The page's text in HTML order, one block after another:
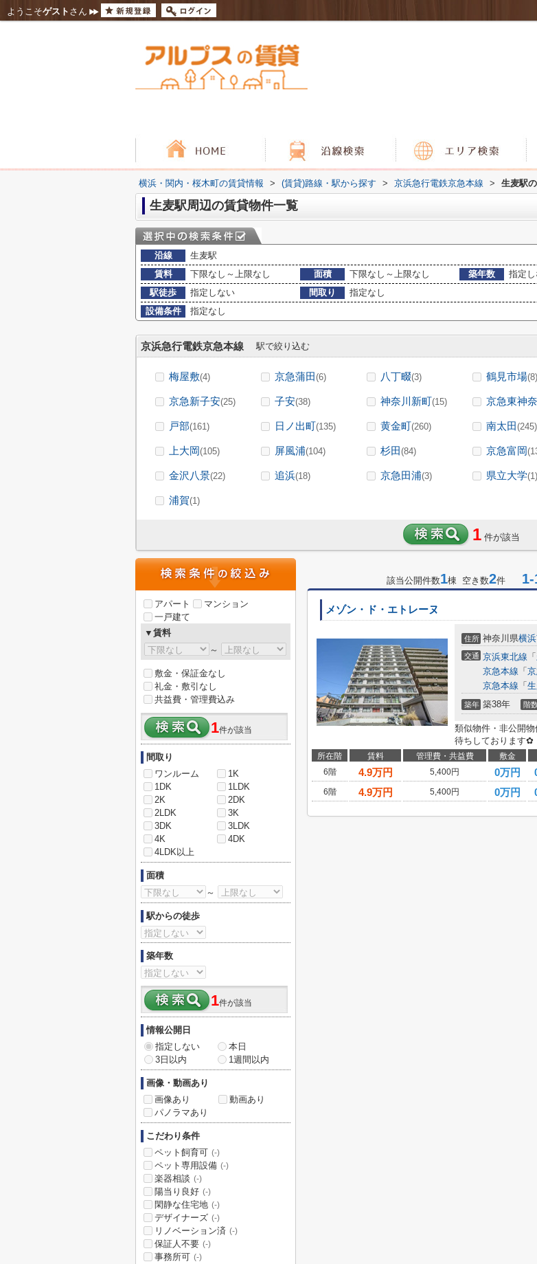
ようこそゲスト さん
横浜・関内・桜木町の賃貸情報 > (賃貸)路線・駅から探す > 京浜急行電鉄京急本線 > 生麦駅
生麦駅周辺の賃貸物件一覧
沿線
生麦駅
賃料
下限なし～上限なし 面積 下限なし～上限なし 築年数
指定
駅徒歩
指定しない 間取り
指定なし
設備条件
指定なし
京浜急行電鉄京急本線 駅で絞り込む
梅屋敷(4) 京急蒲田(6) 八丁畷(3) 鶴見市場(8)
京急新子安(25) 子安(38) 神奈川新町(15) 京急東神奈
戸部(161) 日ノ出町(135) 黄金町(260) 南太田(245)
上大岡(105) 屏風浦(104) 杉田(84) 京急富岡
金沢八景(22) 追浜(18) 京急田浦(3) 県立大学(1)
浦賀(1)
1 件が該当
該当公開件数1棟 空き数2件 1-
メゾン・ド・エトレーヌ
住所 神奈川県横
交通 京浜東北線 「
京急本線 「
京急本線 「
築年 築38年 階
類似物件・非公開
待ちしております✿
所在階 賃料 管理費・共益費 敷金
6階
4.9万円 5,400円 0万円
6階
4.9万円 5,400円 0万円
アパート
マンション
一戸建て
▼賃料
～
敷金・保証金なし
礼金・敷引なし
共益費・管理費込み
1件が該当
間取り
ワンルーム
1K
1DK
1LDK
2K
2DK
2LDK
3K
3DK
3LDK
4K
4DK
4LDK以上
面積
～
駅からの徒歩
築年数
1件が該当
情報公開日
指定しない
本日
3日以内
1週間以内
画像・動画あり
画像あり
動画あり
パノラマあり
こだわり条件
ペット飼育可 (-)
ペット専用設備 (-)
楽器相談 (-)
陽当り良好 (-)
閑静な住宅地 (-)
デザイナーズ (-)
リノベーション済 (-)
保証人不要 (-)
事務所可 (-)